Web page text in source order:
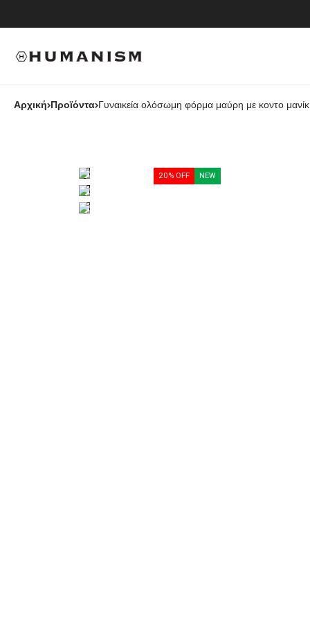
Αρχική Προϊόντα Γυναικεία ολόσωμη φόρμα μαύρη με κοντο
20% OFF NEW